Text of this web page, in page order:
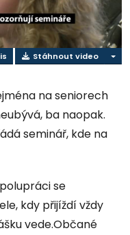
Stáhnout video
na seniorech
ba naopak.
seminář, kde na
se
kdy přijíždí vždy
vede.Občané